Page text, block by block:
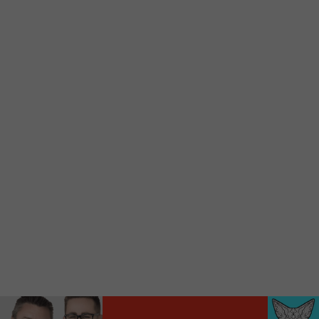
locale vous sont maintenant accessibles en un clic!